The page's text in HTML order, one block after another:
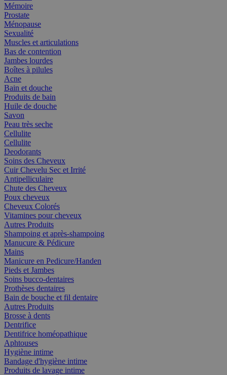
Mémoire
Prostate
Ménopause
Sexualité
Muscles et articulations
Bas de contention
Jambes lourdes
Boîtes à pilules
Acne
Bain et douche
Produits de bain
Huile de douche
Savon
Peau très seche
Cellulite
Cellulite
Deodorants
Soins des Cheveux
Cuir Chevelu Sec et Irrité
Antipelliculaire
Chute des Cheveux
Poux cheveux
Cheveux Colorés
Vitamines pour cheveux
Autres Produits
Shampoing et après-shampoing
Manucure & Pédicure
Mains
Manicure en Pedicure/Handen
Pieds et Jambes
Soins bucco-dentaires
Prothèses dentaires
Bain de bouche et fil dentaire
Autres Produits
Brosse à dents
Dentrifice
Dentifrice homéopathique
Aphtouses
Hygiène intime
Bandage d'hygiène intime
Produits de lavage intime